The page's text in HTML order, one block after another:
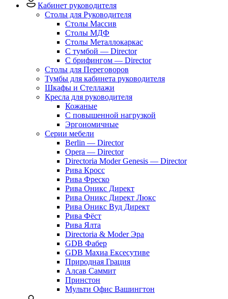
Кабинет руководителя
Столы для Руководителя
Столы Массив
Столы МДФ
Столы Металлокаркас
С тумбой — Director
C брифингом — Director
Столы для Переговоров
Тумбы для кабинета руководителя
Шкафы и Стеллажи
Кресла для руководителя
Кожаные
С повышенной нагрузкой
Эргономичные
Серии мебели
Berlin — Director
Opera — Director
Directoria Moder Genesis — Director
Рива Кросс
Рива Фреско
Рива Оникс Директ
Рива Оникс Директ Люкс
Рива Оникс Вуд Директ
Рива Фёст
Рива Ялта
Directoria & Moder Эра
GDB Фабер
GDB Махиа Ексесутиве
Природная Грация
Алсав Саммит
Принстон
Мульти Офис Вашингтон